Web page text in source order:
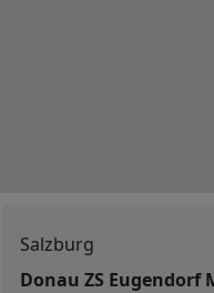
Salzburg
Donau ZS Eugendorf